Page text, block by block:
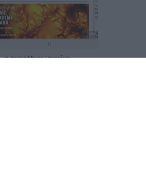
Ταπρωτοσέλιδατωνεφημερίδων